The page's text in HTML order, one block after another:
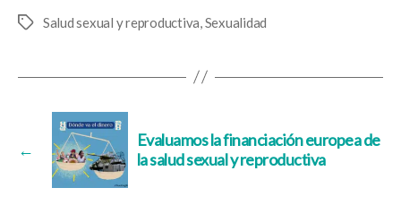
Etiquetas
Salud sexual y reproductiva,Sexualidad
←
Evaluamos la financiación europea de
la salud sexual y reproductiva